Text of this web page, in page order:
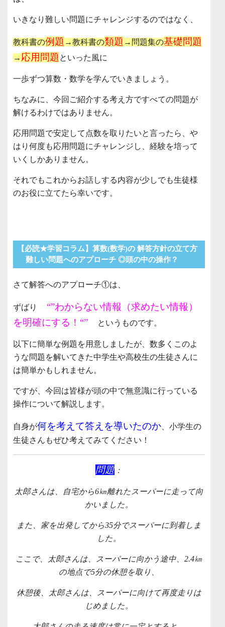
いきなり難しい問題にチャレンジするのではなく、
教科書の例題 →教科書の類題 →問題集の基礎問題
→応用問題 といった風に
一歩ずつ算数・数学を学んでいきましょう。
ちなみに、今回ご紹介する考え方ですべての問題が
解けるわけではありません。
応用問題で安定して点数を取りたいと言ったら、や
はり何度も応用問題にチャレンジし、経験を培って
いくしかありません。
それでもこれからお話しする内容が少しでも生徒様
のお役に立てたら幸いです。
【必読★学習コラム】算数(数学)の 解答方針の立て方
難しい問題へのアプローチ ◎頭の中の操作？
さて解答へのアプローチ①は、
ずばり
“”わからない情報（求めたい情報）
を明確にする！“”
というものです。
以下に簡単な例題を用意しましたが、数多くこのよ
うな問題を解いてきた中学生や高校生の生徒さんに
は簡単かもしれません。
ですが、今回は皆様が頭の中で無意識に行っている
操作について解説します。
自身が何を考えて答えを導いたのか、小学生の
生徒さんもぜひ考えてみてください！
問題：
太郎さんは、自宅から6㎞離れたスーパーに走って向
かいました。
また、家を出発してから35分でスーパーに到着しま
した。
ここで、太郎さんは、スーパーに向かう途中、2.4㎞
の地点で5分の休憩を取り、
休憩後、太郎さんは、スーパーに向けて再度走りは
じめました。